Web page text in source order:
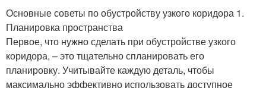
Основные советы по обустройству узкого коридора 1.
Планировка пространства
Первое, что нужно сделать при обустройстве узкого
коридора, – это тщательно спланировать его
планировку. Учитывайте каждую деталь, чтобы
максимально эффективно использовать доступное